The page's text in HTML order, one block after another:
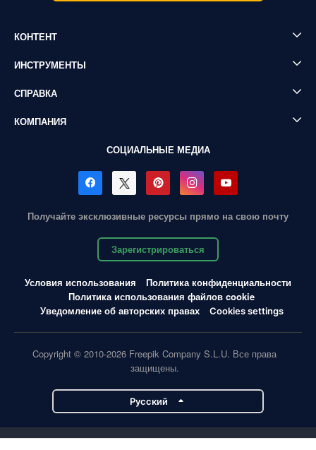
КОНТЕНТ
ИНСТРУМЕНТЫ
СПРАВКА
КОМПАНИЯ
СОЦИАЛЬНЫЕ МЕДИА
Получайте эксклюзивные ресурсы прямо на свою почту
Зарегистрироваться
Условия использования
Политика конфиденциальности
Политика использования файлов cookie
Уведомление об авторских правах
Cookies settings
Copyright © 2010-2026 Freepik Company S.L.U. Все права
защищены.
Pусский